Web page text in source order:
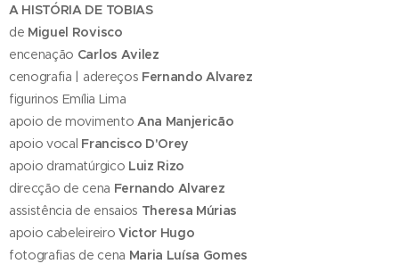
A HISTÓRIA DE TOBIAS
de Miguel Rovisco
encenação Carlos Avilez
cenografia | adereços Fernando Alvarez
figurinos Emília Lima
apoio de movimento Ana Manjericão
apoio vocal Francisco D'Orey
apoio dramatúrgico Luiz Rizo
direcção de cena Fernando Alvarez
assistência de ensaios Theresa Múrias
apoio cabeleireiro Victor Hugo
fotografias de cena Maria Luísa Gomes